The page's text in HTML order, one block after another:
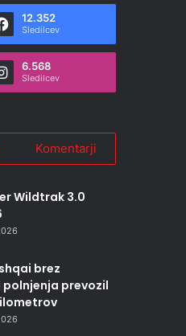
12.352
Sledilcev
6.568
Sledilcev
Komentarji
Wildtrak 3.0
brez
polnjenja prevozil